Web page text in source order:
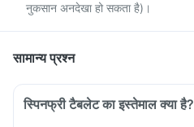
नुकसान अनदेखा हो सकता है)।
सामान्य प्रश्न
स्पिनफ्री टैबलेट का इस्तेमाल क्या है?